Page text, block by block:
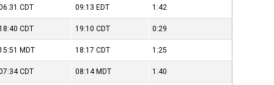
CDT 09:13 EDT 1:42
CDT 19:10CDT 0:29
MDT 18:17CDT 1:25
CDT 08:14 MDT 1:40